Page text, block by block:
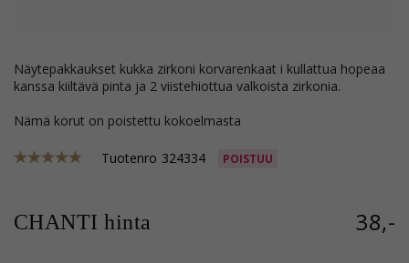
näytepakkaukset kukka zirkoni korvarenkaat i kullattua hopeaa
kanssa kiiltävä pinta ja 2 viistehiottua valkoista zirkonia.
Nämä korut on poistettu kokoelmasta
Tuotenro 324334 POISTUU
CHANTI hinta 38,-